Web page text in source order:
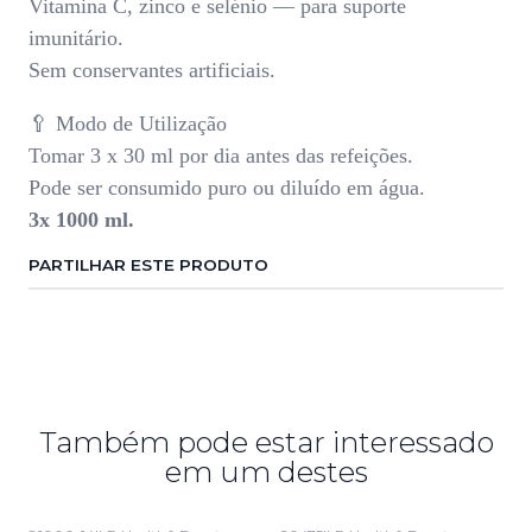
Vitamina C, zinco e selénio — para suporte
imunitário.
Sem conservantes artificiais.
🥄 Modo de Utilização
Tomar 3 x 30 ml por dia antes das refeições.
Pode ser consumido puro ou diluído em água.
3x 1000 ml.
PARTILHAR ESTE PRODUTO
Também pode estar interessado
em um destes